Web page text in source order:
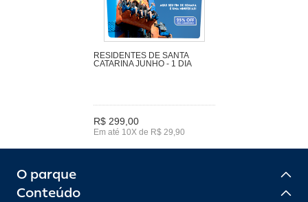
RESIDENTES DE SANTA
CATARINA JUNHO - 1 DIA
R$ 299,00
Em até 10X de R$ 29,90
O parque
Conteúdo